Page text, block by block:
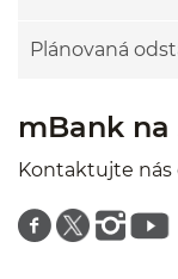
Plánovaná
mBank
Kontaktujte nás
Znajdź nas na facebooku
Znajdź nas na twitterze
Znajdź nas naZnajdź nas